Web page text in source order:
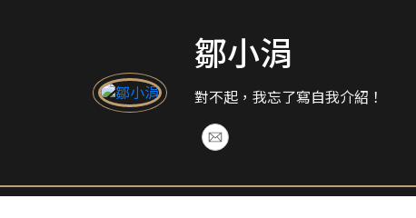
鄒小涓
對不起，我忘了寫自我介紹！